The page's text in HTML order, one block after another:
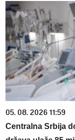
05. 08. 2026 11:59
Centralna Srbija